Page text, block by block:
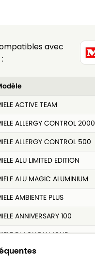
avec
ACTIVE TEAM
ALLERGY CONTROL 2000
ALLERGY CONTROL 500
ALU LIMITED EDITION
ALU MAGIC ALUMINIUM
AMBIENTE PLUS
ANNIVERSARY 100
BLACK DIAMOND
BLACK JEWEL